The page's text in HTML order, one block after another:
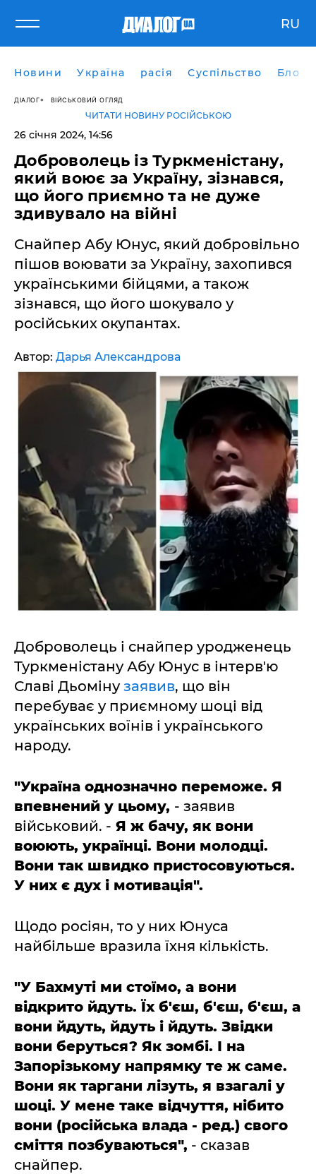
RU
Новини Україна расія Суспільство Блоги
ДІАЛОГ ВІЙСЬКОВИЙ ОГЛЯД
ЧИТАТИ НОВИНУ РОСІЙСЬКОЮ
26 січня 2024, 14:56
Доброволець із Туркменістану,
який воює за Україну, зізнався,
що його приємно та не дуже
здивувало на війні
Снайпер Абу Юнус, який добровільно
пішов воювати за Україну, захопився
українськими бійцями, а також
зізнався, що його шокувало у
російських окупантах.
Автор: Дарья Александрова
Доброволець і снайпер уродженець
Туркменістану Абу Юнус в інтерв'ю
Славі Дьомінузаявив, що він
перебуває у приємному шоці від
українських воїнів і українського
народу.
"Україна однозначно переможе. Я
впевнений у цьому, - заявив
військовий. - Я ж бачу, як вони
воюють, українці. Вони молодці.
Вони так швидко пристосовуються.
У них є дух і мотивація".
Щодо росіян, то у них Юнуса
найбільше вразила їхня кількість.
"У Бахмуті ми стоїмо, а вони
відкрито йдуть. Їх б'єш, б'єш, б'єш, а
вони йдуть, йдуть і йдуть. Звідки
вони беруться? Як зомбі. І на
Запорізькому напрямку те ж саме.
Вони як таргани лізуть, я взагалі у
шоці. У мене таке відчуття, нібито
вони (російська влада - ред.) свого
сміття позбуваються", - сказав
снайпер.